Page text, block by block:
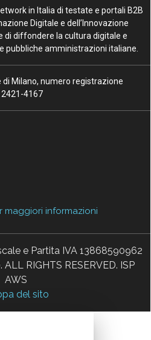
in Italia di testate e portali B2B
Digitale e dell’Innovazione
di diffondere la cultura digitale e
pubbliche amministrazioni italiane.
Milano, numero registrazione
2421-4167
maggiori informazioni
e Partita IVA 13868590962
RIGHTS RESERVED. ISP
AWS
del sito